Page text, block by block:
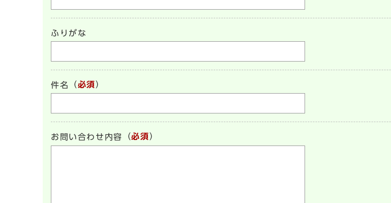
ふりがな
件名 （必須）
お問い合わせ内容 （必須）